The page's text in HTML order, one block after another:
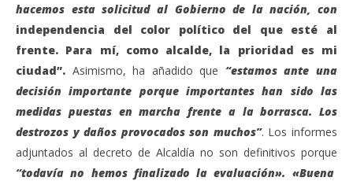
hacemos esta solicitud al Gobierno de la nación, con
independencia del color político del que esté al
frente. Para mí, como alcalde, la prioridad es mi
ciudad”. Asimismo, ha añadido que “estamos ante una
decisión importante porque importantes han sido las
medidas puestas en marcha frente a la borrasca. Los
destrozos y daños provocados son muchos”. Los informes
adjuntados al decreto de Alcaldía no son definitivos porque
“todavía no hemos finalizado la evaluación». «Buena